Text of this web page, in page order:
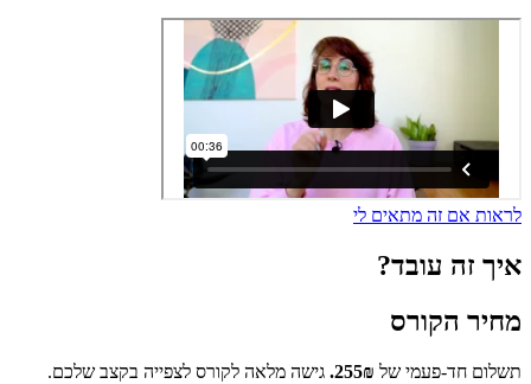
לראות אם זה מתאים לי
איך זה עובד?
מחיר הקורס
תשלום חד-פעמי של 255₪. גישה מלאה לקורס לצפייה בקצב שלכם.